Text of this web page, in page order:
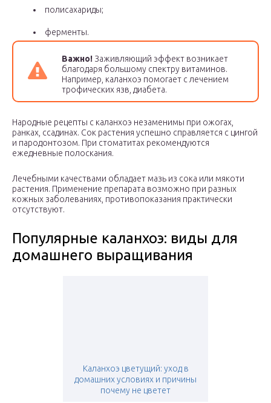
полисахариды;
ферменты.
Важно! Заживляющий эффект возникает
благодаря большому спектру витаминов.
Например, каланхоэ помогает с лечением
трофических язв, диабета.
Народные рецепты с каланхоэ незаменимы при ожогах,
ранках, ссадинах. Сок растения успешно справляется с цингой
и пародонтозом. При стоматитах рекомендуются
ежедневные полоскания.
Лечебными качествами обладает мазь из сока или мякоти
растения. Применение препарата возможно при разных
кожных заболеваниях, противопоказания практически
отсутствуют.
Популярные каланхоэ: виды для
домашнего выращивания
Каланхоэ цветущий: уход в
домашних условиях и причины
почему не цветет